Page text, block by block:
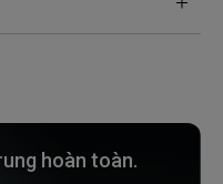
hoàn toàn.